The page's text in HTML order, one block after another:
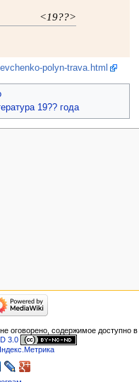
<19??>
polyn-trava.html
19?? года
оговорено, содержимое доступно в
3.0